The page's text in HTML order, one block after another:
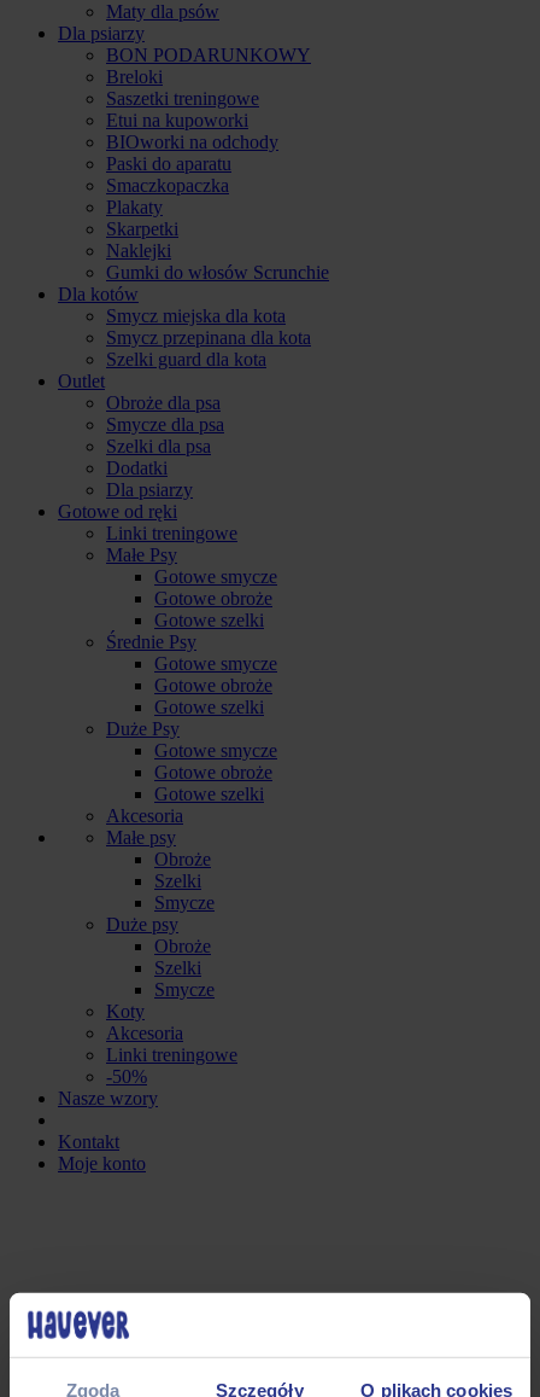
Zgoda Szczegóły O plikach cookies
Maty dla psów
Dla psiarzy
BON PODARUNKOWY
Breloki
Saszetki treningowe
Etui na kupoworki
BIOworki na odchody
Paski do aparatu
Smaczkopaczka
Plakaty
Skarpetki
Naklejki
Gumki do włosów Scrunchie
Dla kotów
Smycz miejska dla kota
Smycz przepinana dla kota
Szelki guard dla kota
Outlet
Obroże dla psa
Smycze dla psa
Szelki dla psa
Dodatki
Dla psiarzy
Gotowe od ręki
Linki treningowe
Małe Psy
Gotowe smycze
Gotowe obroże
Gotowe szelki
Średnie Psy
Gotowe smycze
Gotowe obroże
Gotowe szelki
Duże Psy
Gotowe smycze
Gotowe obroże
Gotowe szelki
Akcesoria
Małe psy
Obroże
Szelki
Smycze
Duże psy
Obroże
Szelki
Smycze
Koty
Akcesoria
Linki treningowe
-50%
Nasze wzory
Kontakt
Moje konto